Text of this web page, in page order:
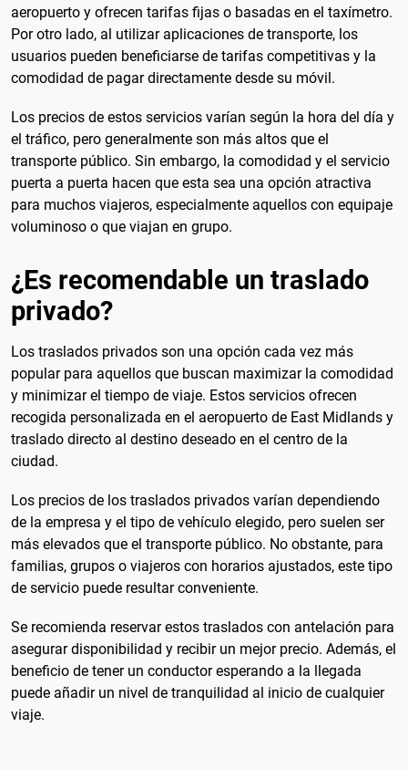
aeropuerto y ofrecen tarifas fijas o basadas en el taxímetro.
Por otro lado, al utilizar aplicaciones de transporte, los
usuarios pueden beneficiarse de tarifas competitivas y la
comodidad de pagar directamente desde su móvil.
Los precios de estos servicios varían según la hora del día y
el tráfico, pero generalmente son más altos que el
transporte público. Sin embargo, la comodidad y el servicio
puerta a puerta hacen que esta sea una opción atractiva
para muchos viajeros, especialmente aquellos con equipaje
voluminoso o que viajan en grupo.
¿Es recomendable un traslado
privado?
Los traslados privados son una opción cada vez más
popular para aquellos que buscan maximizar la comodidad
y minimizar el tiempo de viaje. Estos servicios ofrecen
recogida personalizada en el aeropuerto de East Midlands y
traslado directo al destino deseado en el centro de la
ciudad.
Los precios de los traslados privados varían dependiendo
de la empresa y el tipo de vehículo elegido, pero suelen ser
más elevados que el transporte público. No obstante, para
familias, grupos o viajeros con horarios ajustados, este tipo
de servicio puede resultar conveniente.
Se recomienda reservar estos traslados con antelación para
asegurar disponibilidad y recibir un mejor precio. Además, el
beneficio de tener un conductor esperando a la llegada
puede añadir un nivel de tranquilidad al inicio de cualquier
viaje.